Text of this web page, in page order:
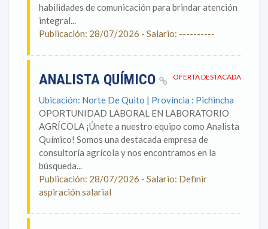
habilidades de comunicación para brindar atención
integral...
Publicación: 28/07/2026 - Salario: ----------
OFERTA DESTACADA
ANALISTA QUÍMICO
Ubicación: Norte De Quito | Provincia : Pichincha
OPORTUNIDAD LABORAL EN LABORATORIO
AGRÍCOLA ¡Únete a nuestro equipo como Analista
Químico! Somos una destacada empresa de
consultoría agrícola y nos encontramos en la
búsqueda...
Publicación: 28/07/2026 - Salario: Definir
aspiración salarial